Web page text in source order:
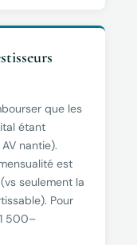
que les
étant
nantie).
est
seulement la
Pour
500–